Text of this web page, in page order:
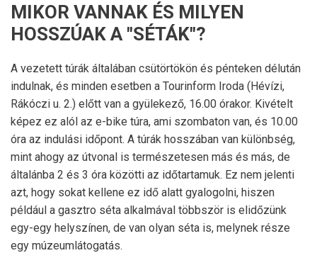
MIKOR VANNAK ÉS MILYEN
HOSSZÚAK A "SÉTÁK"?
A vezetett túrák általában csütörtökön és pénteken délután
indulnak, és minden esetben a Tourinform Iroda (Hévízi,
Rákóczi u. 2.) előtt van a gyülekező, 16.00 órakor. Kivételt
képez ez alól az e-bike túra, ami szombaton van, és 10.00
óra az indulási időpont. A túrák hosszában van különbség,
mint ahogy az útvonal is természetesen más és más, de
általánba 2 és 3 óra közötti az időtartamuk. Ez nem jelenti
azt, hogy sokat kellene ez idő alatt gyalogolni, hiszen
például a gasztro séta alkalmával többször is elidőzünk
egy-egy helyszínen, de van olyan séta is, melynek része
egy múzeumlátogatás.